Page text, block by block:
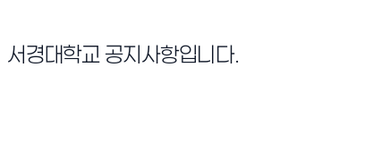
서경대학교 공지사항입니다.